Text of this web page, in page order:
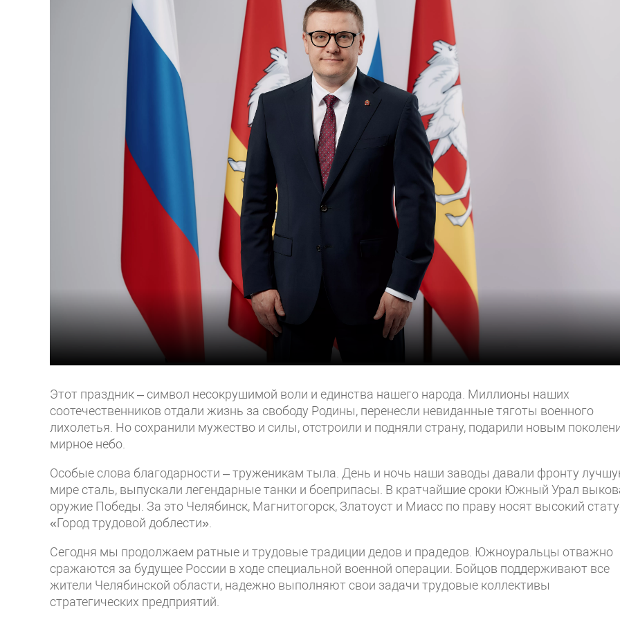
Этот праздник – символ несокрушимой воли и единства нашего народа. Миллионы наших
соотечественников отдали жизнь за свободу Родины, перенесли невиданные тяготы военного
лихолетья. Но сохранили мужество и силы, отстроили и подняли страну, подарили новым
мирное небо.
Особые слова благодарности – труженикам тыла. День и ночь наши заводы давали фронту
мире сталь, выпускали легендарные танки и боеприпасы. В кратчайшие сроки Южный Урал
оружие Победы. За это Челябинск, Магнитогорск, Златоуст и Миасс по праву носят высокий
«Город трудовой доблести».
Сегодня мы продолжаем ратные и трудовые традиции дедов и прадедов. Южноуральцы отважно
сражаются за будущее России в ходе специальной военной операции. Бойцов поддерживают все
жители Челябинской области, надежно выполняют свои задачи трудовые коллективы
стратегических предприятий.